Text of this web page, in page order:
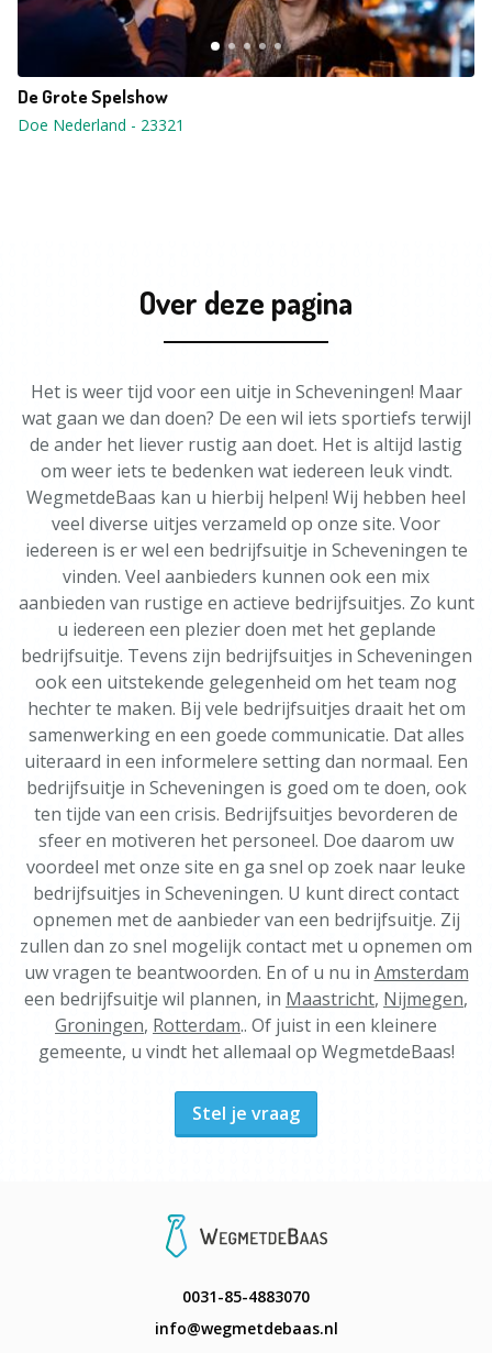
De Grote Spelshow
Doe Nederland - 23321
Over deze pagina
Het is weer tijd voor een uitje in Scheveningen! Maar
wat gaan we dan doen? De een wil iets sportiefs terwijl
de ander het liever rustig aan doet. Het is altijd lastig
om weer iets te bedenken wat iedereen leuk vindt.
WegmetdeBaas kan u hierbij helpen! Wij hebben heel
veel diverse uitjes verzameld op onze site. Voor
iedereen is er wel een bedrijfsuitje in Scheveningen te
vinden. Veel aanbieders kunnen ook een mix
aanbieden van rustige en actieve bedrijfsuitjes. Zo kunt
u iedereen een plezier doen met het geplande
bedrijfsuitje. Tevens zijn bedrijfsuitjes in Scheveningen
ook een uitstekende gelegenheid om het team nog
hechter te maken. Bij vele bedrijfsuitjes draait het om
samenwerking en een goede communicatie. Dat alles
uiteraard in een informelere setting dan normaal. Een
bedrijfsuitje in Scheveningen is goed om te doen, ook
ten tijde van een crisis. Bedrijfsuitjes bevorderen de
sfeer en motiveren het personeel. Doe daarom uw
voordeel met onze site en ga snel op zoek naar leuke
bedrijfsuitjes in Scheveningen. U kunt direct contact
opnemen met de aanbieder van een bedrijfsuitje. Zij
zullen dan zo snel mogelijk contact met u opnemen om
uw vragen te beantwoorden. En of u nu in Amsterdam
een bedrijfsuitje wil plannen, in Maastricht, Nijmegen,
Groningen, Rotterdam.. Of juist in een kleinere
gemeente, u vindt het allemaal op WegmetdeBaas!
Stel je vraag
0031-85-4883070
info@wegmetdebaas.nl